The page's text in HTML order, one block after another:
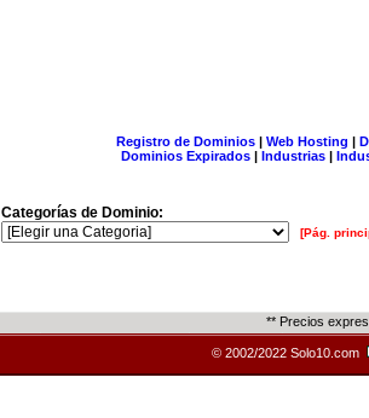
Registro de Dominios| Web Hosting |
Dominios Expirados | Industrias |
Categorías de Dominio:
[Pág.
** Precios
© 2002/2022 Solo10.com